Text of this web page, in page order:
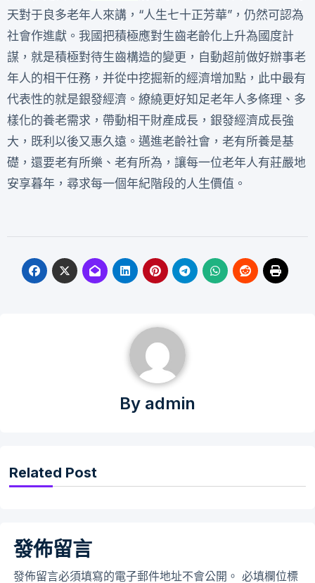
天對于良多老年人來講，“人生七十正芳華”，仍然可認為
社會作進獻。我國把積極應對生齒老齡化上升為國度計
謀，就是積極對待生齒構造的變更，自動超前做好辦事老
年人的相干任務，并從中挖掘新的經濟增加點，此中最有
代表性的就是銀發經濟。繚繞更好知足老年人多條理、多
樣化的養老需求，帶動相干財產成長，銀發經濟成長強
大，既利以後又惠久遠。邁進老齡社會，老有所養是基
礎，還要老有所樂、老有所為，讓每一位老年人有莊嚴地
安享暮年，尋求每一個年紀階段的人生價值。
By admin
Related Post
發佈留言
發佈留言必須填寫的電子郵件地址不會公開。 必填欄位標